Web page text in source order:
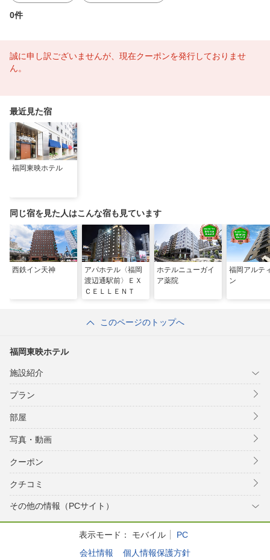
0件
誠に申し訳ございませんが、現在クーポンを発行しておりませ
ん。
最近見た宿
福岡東映ホテル
同じ宿を見た人はこんな宿も見ています
西鉄イン天神
アパホテル〈福岡
渡辺通駅前〉ＥＸ
ＣＥＬＬＥＮＴ
ホテルニューガイ
ア薬院
福岡アルテ
ン
このページのトップへ
福岡東映ホテル
施設紹介
プラン
部屋
写真・動画
クーポン
クチコミ
その他の情報（PCサイト）
表示モード： モバイル
PC
会社情報
個人情報保護方針